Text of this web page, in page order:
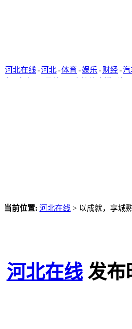
河北在线 -河北-体育 -娱乐 -财经-汽
当前位置: 河北在线 > 以成就，享城
河北在线发布